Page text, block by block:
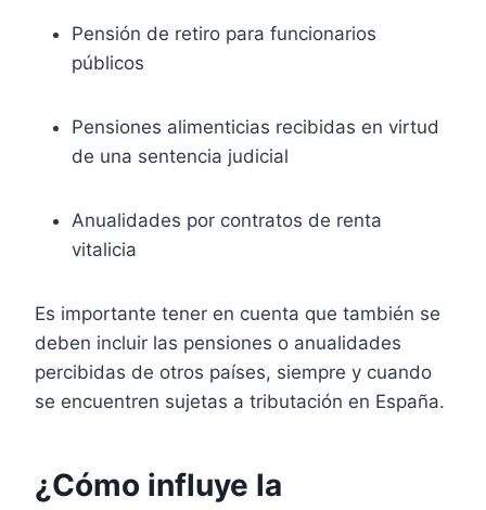
Pensión de retiro para funcionarios
públicos
Pensiones alimenticias recibidas en virtud
de una sentencia judicial
Anualidades por contratos de renta
vitalicia
Es importante tener en cuenta que también se
deben incluir las pensiones o anualidades
percibidas de otros países, siempre y cuando
se encuentren sujetas a tributación en España.
¿Cómo influye la